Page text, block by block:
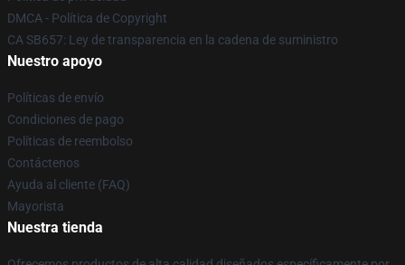
DMCA - Política de Copyright
CA SB657: Ley de transparencia en la cadena de suministro
Nuestro apoyo
Políticas de envío
Condiciones de pago
Políticas de reembolso
Contáctenos
Ayuda al cliente (FAQ)
Mayorista
Nuestra tienda